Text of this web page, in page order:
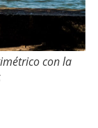
con la